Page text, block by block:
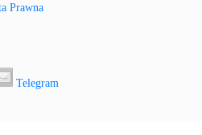
Prawna
Telegram